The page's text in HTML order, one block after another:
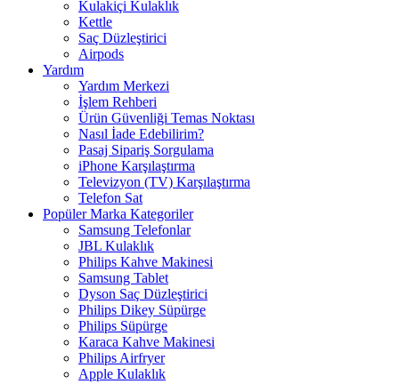
Kulakiçi Kulaklık
Kettle
Saç Düzleştirici
Airpods
Yardım
Yardım Merkezi
İşlem Rehberi
Ürün Güvenliği Temas Noktası
Nasıl İade Edebilirim?
Pasaj Sipariş Sorgulama
iPhone Karşılaştırma
Televizyon (TV) Karşılaştırma
Telefon Sat
Popüler Marka Kategoriler
Samsung Telefonlar
JBL Kulaklık
Philips Kahve Makinesi
Samsung Tablet
Dyson Saç Düzleştirici
Philips Dikey Süpürge
Philips Süpürge
Karaca Kahve Makinesi
Philips Airfryer
Apple Kulaklık